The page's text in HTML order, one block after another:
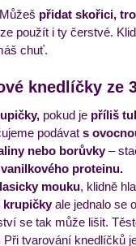
přidat skořici,
použít i ty čerstvé.
chuť.
knedlíčky ze
pokud je příliš
podávat s
nebo borůvky –
proteinu.
mouku, klidně
krupičky ale jednalo se
se tak může lišit.
Při tvarování knedlíčků